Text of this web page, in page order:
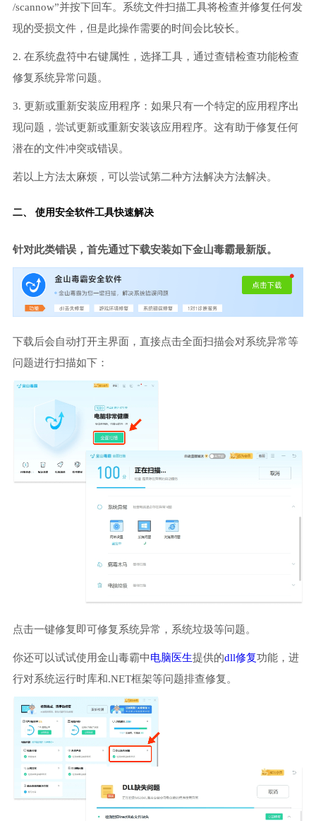
/scannow”并按下回车。系统文件扫描工具将检查并修复任何发
现的受损文件，但是此操作需要的时间会比较长。
2. 在系统盘符中右键属性，选择工具，通过查错检查功能检查
修复系统异常问题。
3. 更新或重新安装应用程序：如果只有一个特定的应用程序出
现问题，尝试更新或重新安装该应用程序。这有助于修复任何
潜在的文件冲突或错误。
若以上方法太麻烦，可以尝试第二种方法解决方法解决。
二、 使用安全软件工具快速解决
针对此类错误，首先通过下载安装如下金山毒霸最新版。
下载后会自动打开主界面，直接点击全面扫描会对系统异常等
问题进行扫描如下：
点击一键修复即可修复系统异常，系统垃圾等问题。
你还可以试试使用金山毒霸中电脑医生提供的dll修复功能，进
行对系统运行时库和.NET框架等问题排查修复。